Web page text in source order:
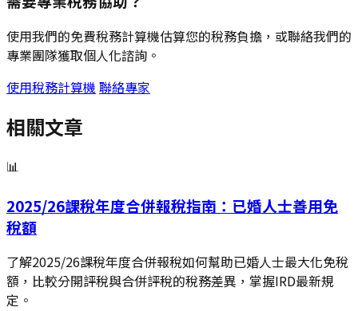
使用我們的免費稅務計算機估算您的稅務負擔，或聯絡我們的
專業團隊獲取個人化諮詢。
使用稅務計算機 聯絡專家
相關文章
📊
2025/26課稅年度合併報稅指南：已婚人士善用免
稅額
了解2025/26課稅年度合併報稅如何幫助已婚人士最大化免稅
額，比較分開評稅與合併評稅的稅務差異，掌握IRD最新規
定。